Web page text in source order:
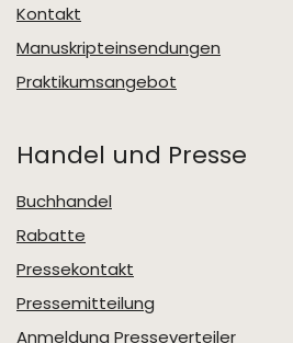
Kontakt
Manuskripteinsendungen
Praktikumsangebot
Handel und Presse
Buchhandel
Rabatte
Pressekontakt
Pressemitteilung
Anmeldung Presseverteiler